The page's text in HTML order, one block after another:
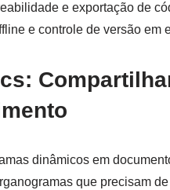
e exportação de
e controle de versão em
dinâmicos em
que precisam